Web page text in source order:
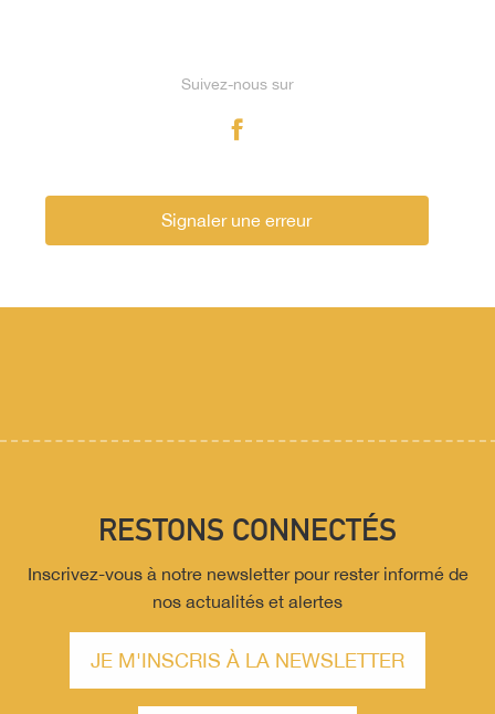
Suivez-nous sur
Signaler une erreur
RESTONS CONNECTÉS
Inscrivez-vous à notre newsletter pour rester informé de
nos actualités et alertes
JE M'INSCRIS À LA NEWSLETTER